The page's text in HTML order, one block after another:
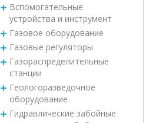
Вспомогательные
устройства и инструмент
Газовое оборудование
Газовые регуляторы
Газораспределительные
станции
Геологоразведочное
оборудование
Гидравлические забойные